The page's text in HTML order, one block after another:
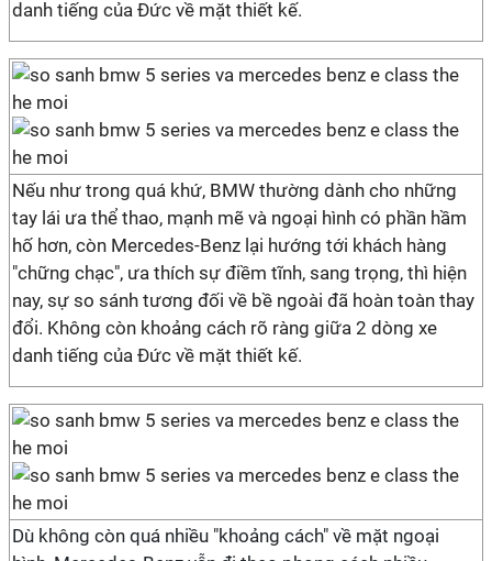
danh tiếng của Đức về mặt thiết kế.
Nếu như trong quá khứ, BMW thường dành cho những
tay lái ưa thể thao, mạnh mẽ và ngoại hình có phần hầm
hố hơn, còn Mercedes-Benz lại hướng tới khách hàng
"chững chạc", ưa thích sự điềm tĩnh, sang trọng, thì hiện
nay, sự so sánh tương đối về bề ngoài đã hoàn toàn thay
đổi. Không còn khoảng cách rõ ràng giữa 2 dòng xe
danh tiếng của Đức về mặt thiết kế.
Dù không còn quá nhiều "khoảng cách" về mặt ngoại